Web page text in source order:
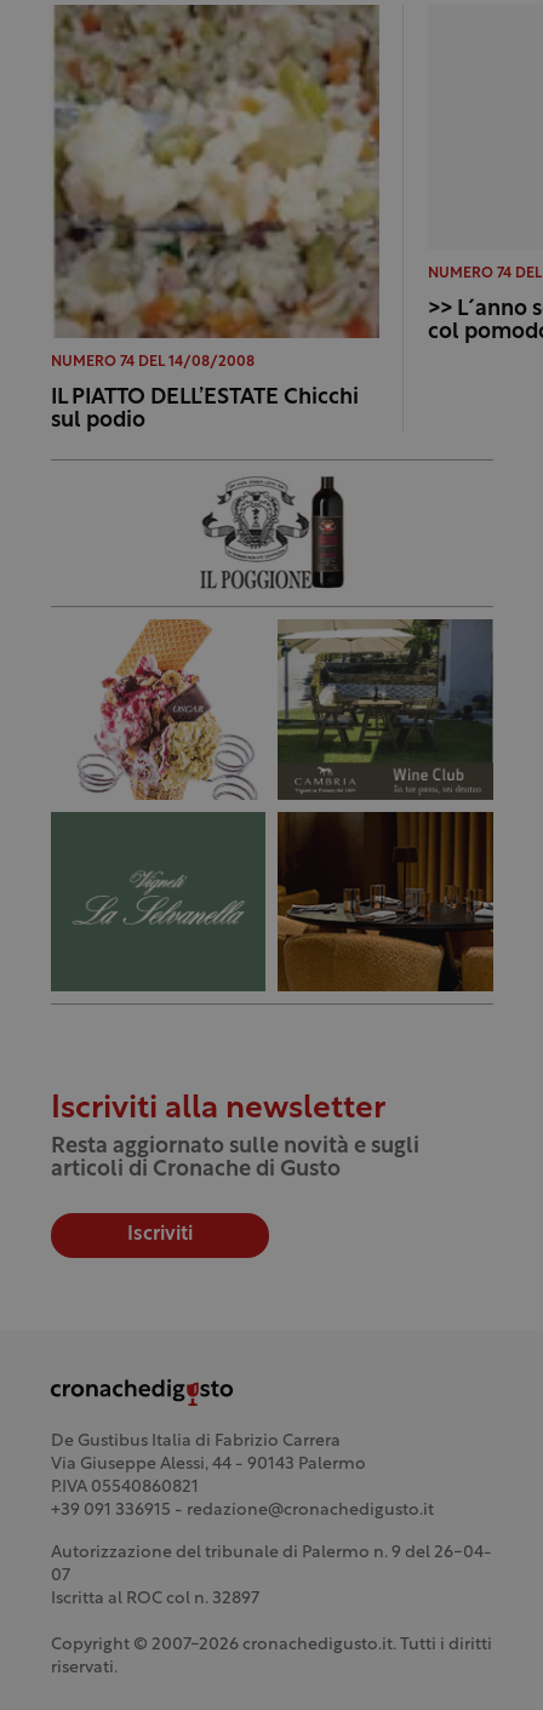
NUMERO 74 DEL 14/08/2008
IL PIATTO DELL’ESTATE Chicchi
sul podio
NUMERO 74
>> L´anno
col
Iscriviti alla newsletter
Resta aggiornato sulle novità e sugli
articoli di Cronache di Gusto
Iscriviti
De Gustibus Italia di Fabrizio Carrera
Via Giuseppe Alessi, 44 - 90143 Palermo
P.IVA 05540860821
+39 091 336915 - redazione@cronachedigusto.it
Autorizzazione del tribunale di Palermo n. 9 del 26-04-
07
Iscritta al ROC col n. 32897
Copyright © 2007-2026 cronachedigusto.it. Tutti i diritti
riservati.